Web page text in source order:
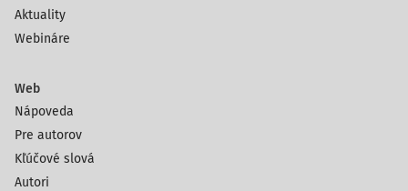
Aktuality
Webináre
Web
Nápoveda
Pre autorov
Kľúčové slová
Autori